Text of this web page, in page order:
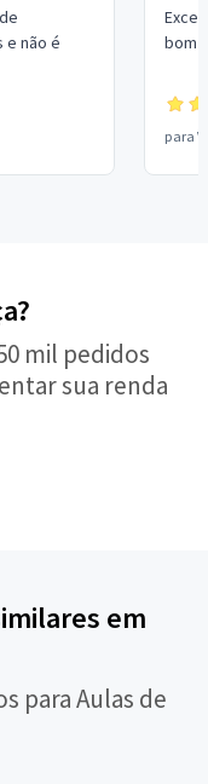
e não é
bom
para
mil pedidos
sua renda
em
para Aulas de